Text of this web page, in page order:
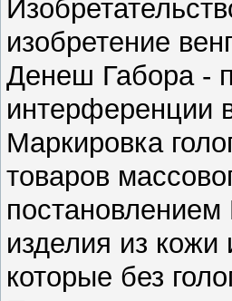
изобретение
Денеш Габора -
интерференции
Маркировка
товаров
изделия из
которые без